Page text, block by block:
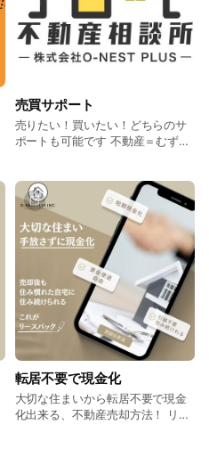
売買サポート
売りたい！買いたい！どちらのサ
ポートも可能です 不動産＝むずか
ションです！ 誰よりも分かりやす
く、安心の不動産取引をご提供い
たします。
転居不要で現金化
大切な住まいから転居不要で現金
化出来る、不動産売却方法！ リー